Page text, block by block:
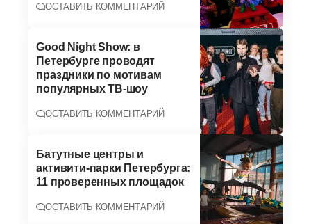
ОСТАВИТЬ КОММЕНТАРИЙ
Good Night Show: в
Петербурге проводят
праздники по мотивам
популярных ТВ-шоу
ОСТАВИТЬ КОММЕНТАРИЙ
Батутные центры и
активити-парки Петербурга:
11 проверенных площадок
ОСТАВИТЬ КОММЕНТАРИЙ